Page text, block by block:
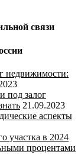
связи
недвижимости:
под залог
21.09.2023
аспекты
участка в 2024
процентами